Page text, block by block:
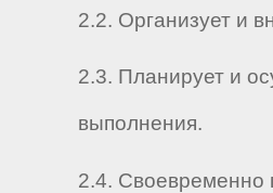
2.2. Организует и
2.3. Планирует и
выполнения.
2.4. Своевременно